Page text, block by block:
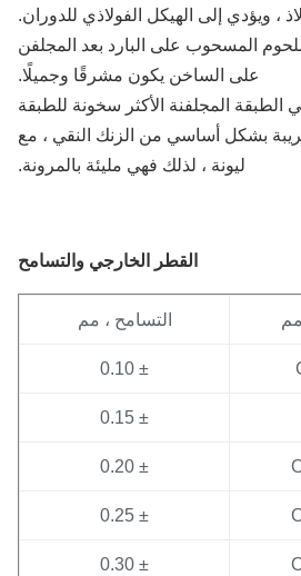
إلى الهيكل الفولاذي للدوران.
المسحوب على البارد بعد المجلفن
على الساخن يكون مشرقًا وجميلًا.
المجلفنة الأكثر سخونة للطبقة
بشكل أساسي من الزنك النقي ، مع
ليونة ، لذلك فهي مليئة بالمرونة.
القطر الخارجي والتسامح
التسامح ، مم